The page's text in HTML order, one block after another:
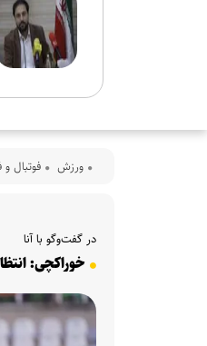
ورزش فوتبال
در گفت‌وگو با آنا
خوراکچی: